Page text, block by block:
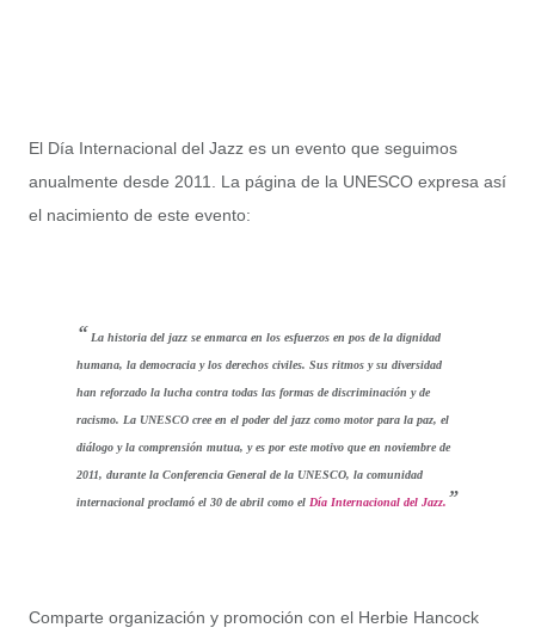
El Día Internacional del Jazz es un evento que seguimos
anualmente desde 2011. La página de la UNESCO expresa así
el nacimiento de este evento:
La historia del jazz se enmarca en los esfuerzos en pos de la dignidad
humana, la democracia y los derechos civiles. Sus ritmos y su diversidad
han reforzado la lucha contra todas las formas de discriminación y de
racismo. La UNESCO cree en el poder del jazz como motor para la paz, el
diálogo y la comprensión mutua, y es por este motivo que en noviembre de
2011, durante la Conferencia General de la UNESCO, la comunidad
internacional proclamó el 30 de abril como el Día Internacional del Jazz.
Comparte organización y promoción con el Herbie Hancock